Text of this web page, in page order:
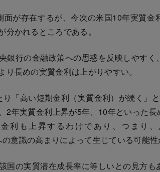
が存在するが、今次の米国10年実質金
分かれるところである。
銀行の金融政策への思惑を反映しやすく
り長めの実質金利は上がりやすい。
「高い短期金利（実質金利）が続く」
2年実質金利上昇が5年、10年といった長
利も上昇するわけであり、つまり
の意識の高まりによって生じている可能性
国の実質潜在成長率に等しいとの見方も